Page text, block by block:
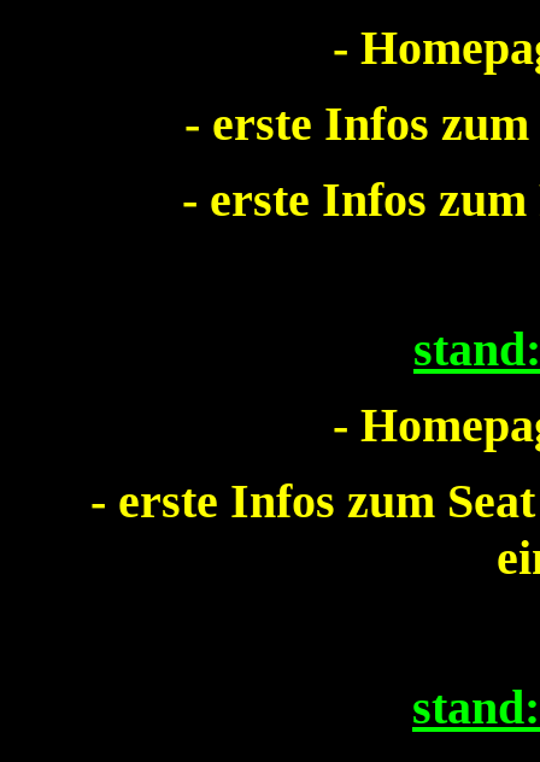
-
- erste Infos
- erste Infos
-
- erste Infos zum